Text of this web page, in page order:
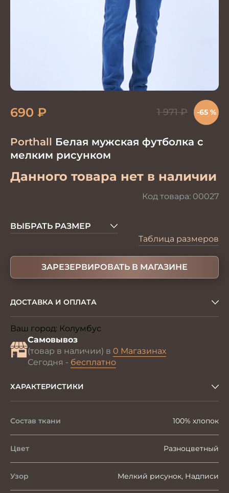
Porthall Белая мужская футболка с
мелким рисунком
Данного товара нет в наличии
Код товара: 00027
690 ₽ 1 971₽ -65 %
ВЫБРАТЬ РАЗМЕР
Таблица размеров
ЗАРЕЗЕРВИРОВАТЬ В МАГАЗИНЕ
ДОСТАВКА И ОПЛАТА
Ваш город: Колумбус
Самовывоз
(товар в наличии) в 0 Магазинах
Сегодня - бесплатно
ХАРАКТЕРИСТИКИ
Состав ткани 100% хлопок
Цвет Разноцветный
Узор Мелкий рисунок, Надписи